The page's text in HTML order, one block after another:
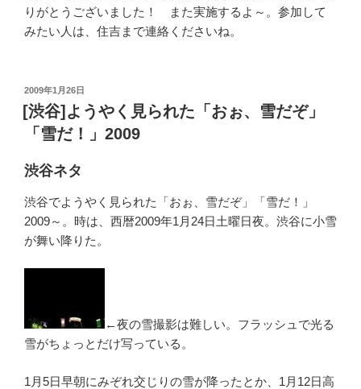
りがとうございました！ また実施するよ～。参加して
みたい人は、住吉まで連絡くださいね。
投
稿
日:
2009年1月26日
[渋谷]ようやく見られた「おぉ、雪だぞ」
「雪だ！」2009
渋谷ネタ
渋谷でようやく見られた「おぉ、雪だぞ」「雪だ！」
2009～。時は、西暦2009年1月24日土曜日夜。渋谷に小雪
が舞い降りた。
←夜の雪撮影は難しい。フラッシュで光る
雪がちょっとだけ写っている。
1月5日早朝にみぞれ交じりの雪が降ったとか、1月12日高